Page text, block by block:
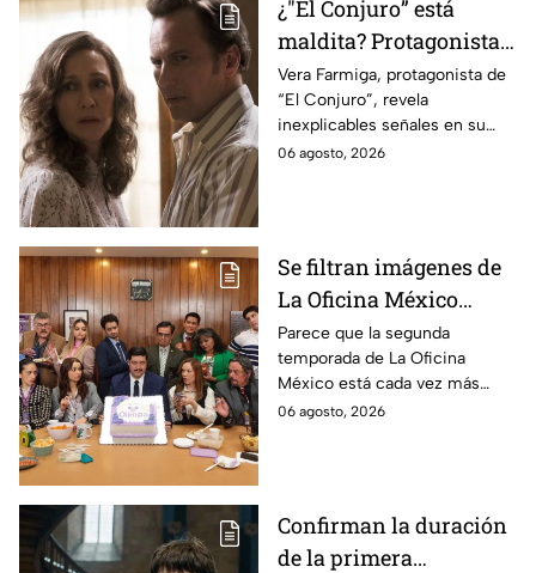
¿"El Conjuro” está
maldita? Protagonista
revela INQUIETANTES
señales en su cuerpo
durante la grabación de
la película
Vera Farmiga, protagonista de
“El Conjuro”, revela
inexplicables señales en su
cuerpo durante el rodaje de la
06 agosto, 2026
Se filtran imágenes de
La Oficina México
temporada 2 y un
detalle desata teorías
entre los fans
Parece que la segunda
temporada de La Oficina
México está cada vez más
cerca, pues el elenco ya se
06 agosto, 2026
Confirman la duración
de la primera